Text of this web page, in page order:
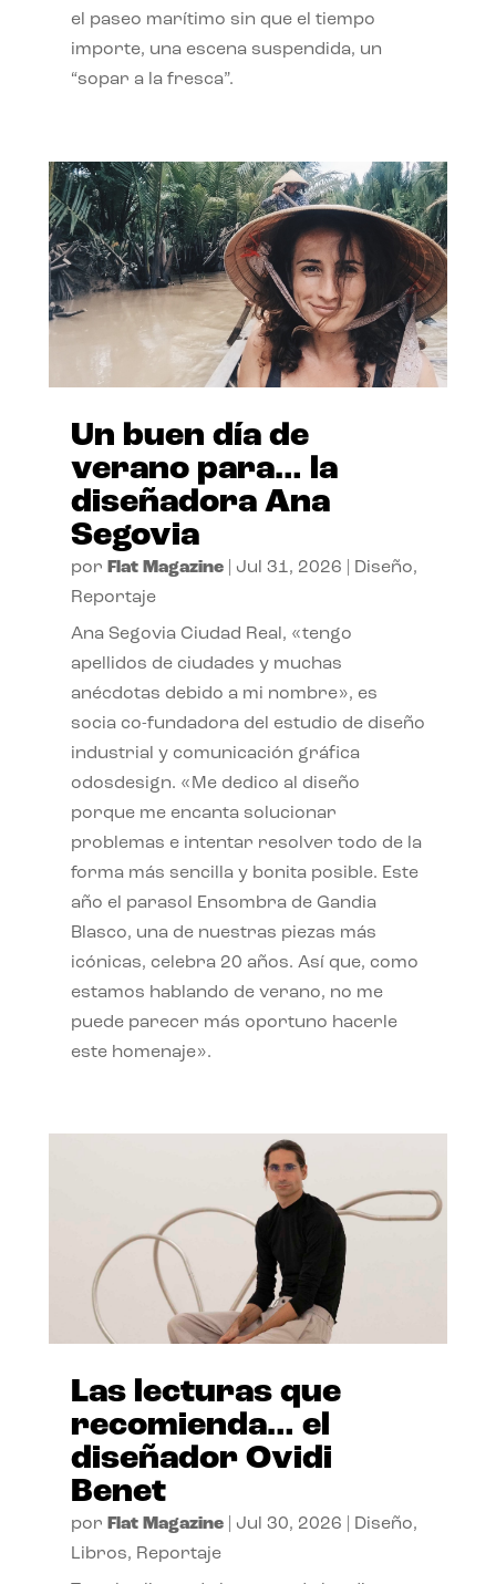
el paseo marítimo sin que el tiempo
importe, una escena suspendida, un
“sopar a la fresca”.
Un buen día de
verano para… la
diseñadora Ana
Segovia
por Flat Magazine| Jul 31, 2026 Diseño,
Reportaje
Ana Segovia Ciudad Real, «tengo
apellidos de ciudades y muchas
anécdotas debido a mi nombre», es
socia co-fundadora del estudio de diseño
industrial y comunicación gráfica
odosdesign. «Me dedico al diseño
porque me encanta solucionar
problemas e intentar resolver todo de la
forma más sencilla y bonita posible. Este
año el parasol Ensombra de Gandia
Blasco, una de nuestras piezas más
icónicas, celebra 20 años. Así que, como
estamos hablando de verano, no me
puede parecer más oportuno hacerle
este homenaje».
Las lecturas que
recomienda… el
diseñador Ovidi
Benet
por Flat Magazine| Jul 30, 2026 Diseño,
Libros, Reportaje